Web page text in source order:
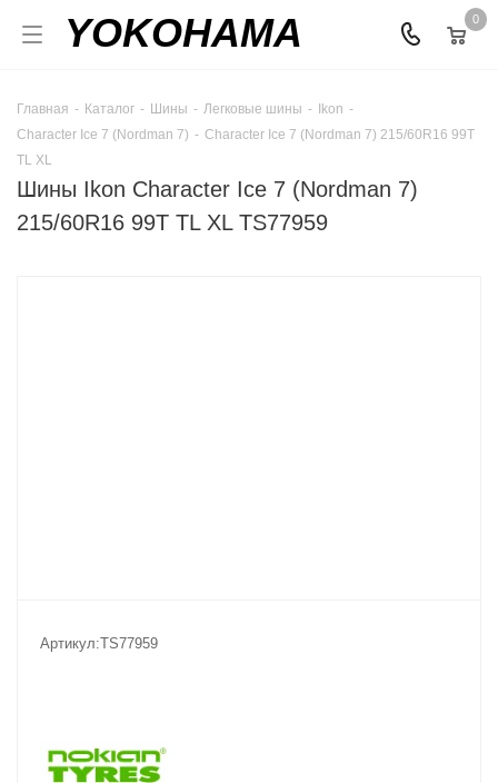
YOKOHAMA 0
Главная - Каталог - Шины - Легковые шины - Ikon -
Character Ice 7 (Nordman 7) - Character Ice 7 (Nordman 7) 215/60R16 99T
TL XL
Шины Ikon Character Ice 7 (Nordman 7)
215/60R16 99T TL XL TS77959
Артикул:TS77959